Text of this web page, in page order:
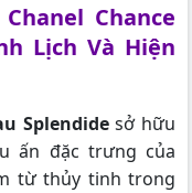
Chance
Lịch Và Hiện
Splendidesở hữu
ấn đặc trưng của
từ thủy tinh trong